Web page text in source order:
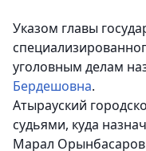
Указом главы
уголовным делам
Бердешовна.
Атырауский
судьями, куда
Марал